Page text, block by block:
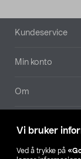
Vi bruker
Ved å trykke på
Bunntekst
Kundeservice
Min konto
Om
Våre selskaper